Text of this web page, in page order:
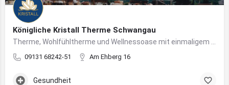
Königliche Kristall Therme Schwangau
09131 68242-51 Am Ehberg 16
Gesundheit